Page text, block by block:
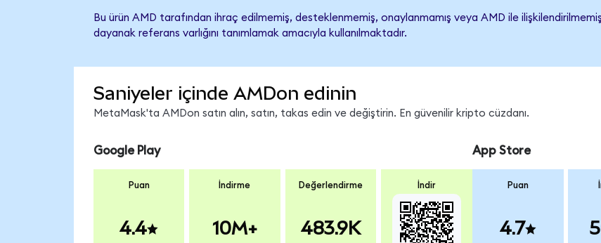
Bu ürün AMD tarafından ihraç edilmemiş, desteklenmemiş, onaylanmamış veya AMD ile
dayanak referans varlığını tanımlamak amacıyla kullanılmaktadır.
Saniyeler içinde AMDon edinin
MetaMask'ta AMDon satın alın, satın, takas edin ve değiştirin. En güvenilir kripto cüzdanı.
Google Play
Puan
4.4
İndirme
10M+
Değerlendirme
483.9K
İndir
App Store
Puan
4.7